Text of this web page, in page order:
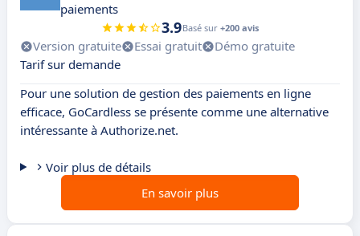
paiements
3.9Basé sur +200 avis
Version gratuite Essai gratuit
Démo gratuite
Tarif sur demande
Pour une solution de gestion des paiements en ligne
efficace, GoCardless se présente comme une alternative
intéressante à Authorize.net.
Voir plus de détails
En savoir plus